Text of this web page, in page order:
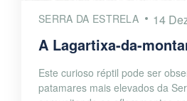
SERRA DA ESTRELA 14
A Lagartixa-da-
Este curioso réptil pode ser
patamares mais elevados da